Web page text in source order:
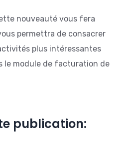
nouveauté vous fera
permettra de consacrer
plus intéressantes
le module de facturation de
publication: